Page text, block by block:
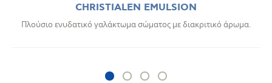
CHRISTIALEN EMULSION
Πλούσιο ενυδατικό γαλάκτωμα σώματος με διακριτικό άρωμα.